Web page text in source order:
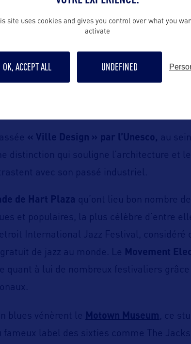
du début du XXe siècle
et artistiques
sont
: la Détroit Opera House, le Music Hall
Masonic Temple Theatre… Vers Woodward
des bâtiments architecturaux à vocation
Fox Theatre ou le State Theatre, de
« Ville Design » par l’Unesco, au
distinction qui souligne l’architecture et
avec son passé industriel.
de Hart Plaza qu’ont lieu bon nombre
et populaires, la plus célèbre d’entre
International Jazz Festival, considéré
de jazz au monde. Le Movement
quant à lui de nombreux festivaliers
blues vénèrent le Motown Museum , ce
label des sixties comme The
site uses cookies and gives you control over what you
activate
OK, ACCEPT ALL UNDEFINED